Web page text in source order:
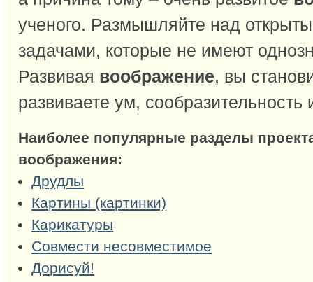
ученого. Размышляйте над
задачами, которые не имеют
Развивая воображение, вы
развиваете ум, сообразительность
Наиболее популярные разделы
воображения:
Друдлы
Картины (картинки)
Карикатуры
Совмести несовместимое
Дорисуй!